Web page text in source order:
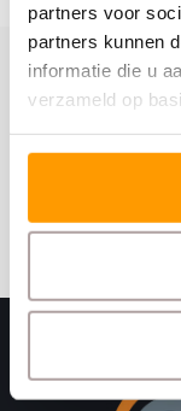
partners voor
partners kunnen
informatie die u
verzameld op
Schrijf je
Ontvang